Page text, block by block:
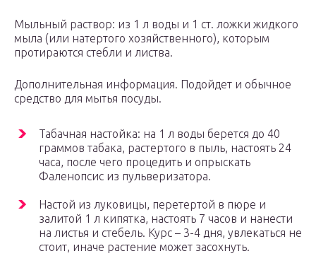
Мыльный раствор: из 1 л воды и 1 ст. ложки жидкого
мыла (или натертого хозяйственного), которым
протираются стебли и листва.
Дополнительная информация. Подойдет и обычное
средство для мытья посуды.
Табачная настойка: на 1 л воды берется до 40
граммов табака, растертого в пыль, настоять 24
часа, после чего процедить и опрыскать
Фаленопсис из пульверизатора.
Настой из луковицы, перетертой в пюре и
залитой 1 л кипятка, настоять 7 часов и нанести
на листья и стебель. Курс – 3-4 дня, увлекаться не
стоит, иначе растение может засохнуть.